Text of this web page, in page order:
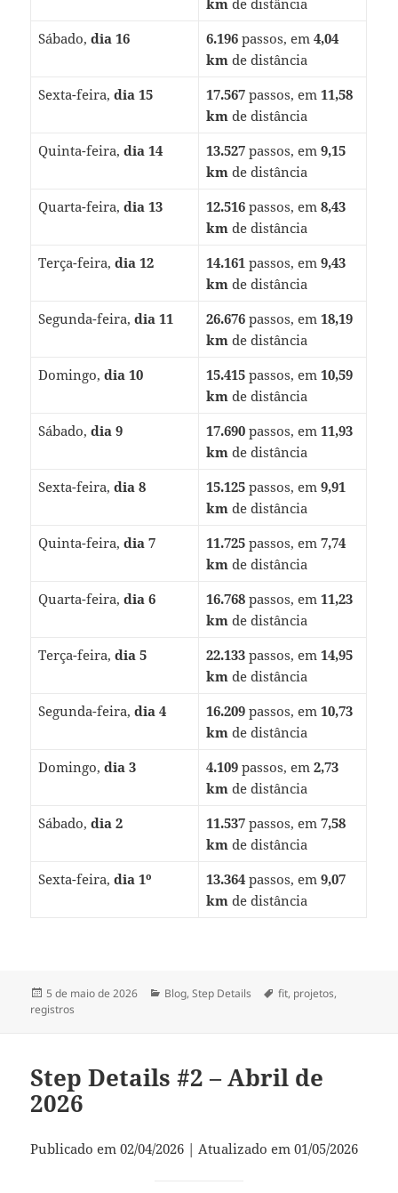
kmde distância
Sábado, dia 16 6.196passos, em 4,04
kmde distância
Sexta-feira, dia 15 17.567passos, em 11,58
kmde distância
Quinta-feira, dia 14 13.527passos, em 9,15
kmde distância
Quarta-feira, dia 13 12.516passos, em 8,43
kmde distância
Terça-feira, dia 12 14.161passos, em 9,43
kmde distância
Segunda-feira, dia 11 26.676passos, em 18,19
kmde distância
Domingo, dia 10 15.415passos, em 10,59
kmde distância
Sábado, dia 9 17.690passos, em 11,93
kmde distância
Sexta-feira, dia 8 15.125passos, em 9,91
kmde distância
Quinta-feira, dia 7 11.725passos, em 7,74
kmde distância
Quarta-feira, dia 6 16.768passos, em 11,23
kmde distância
Terça-feira, dia 5 22.133passos, em 14,95
kmde distância
Segunda-feira, dia 4 16.209passos, em 10,73
kmde distância
Domingo, dia 3 4.109passos, em 2,73
kmde distância
Sábado, dia 2 11.537passos, em 7,58
kmde distância
Sexta-feira, dia 1º 13.364passos, em 9,07
kmde distância
Publicado
em
5 de maio de 2026 Categorias
Blog,Step Details Tags
fit, projetos,
registros
Step Details #2 – Abril de
2026
Publicado em 02/04/2026 | Atualizado em 01/05/2026